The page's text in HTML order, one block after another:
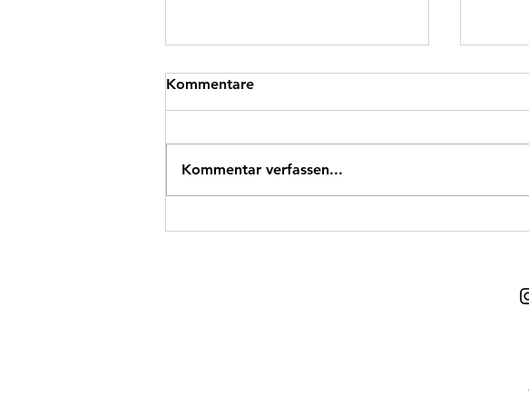
Kommentare
Kommentar verfassen...